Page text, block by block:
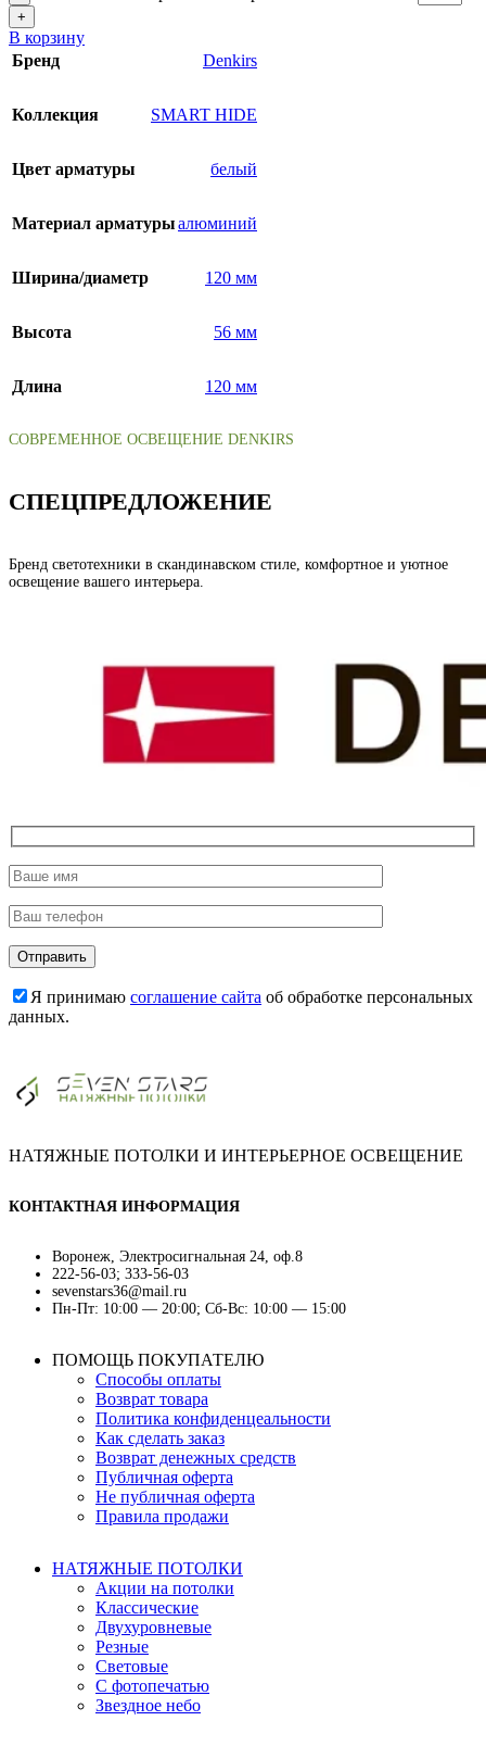
+
В корзину
Бренд
Denkirs
Коллекция SMART HIDE
Цвет арматуры белый
Материал арматурыалюминий
Ширина/диаметр 120 мм
Высота 56 мм
Длина 120 мм
СОВРЕМЕННОЕ ОСВЕЩЕНИЕ DENKIRS
СПЕЦПРЕДЛОЖЕНИЕ
Бренд светотехники в скандинавском стиле, комфортное и уютное
освещение вашего интерьера.
Я принимаю соглашение сайта об обработке персональных
данных.
НАТЯЖНЫЕ ПОТОЛКИ И ИНТЕРЬЕРНОЕ ОСВЕЩЕНИЕ
КОНТАКТНАЯ ИНФОРМАЦИЯ
Воронеж, Электросигнальная 24, оф.8
222-56-03; 333-56-03
sevenstars36@mail.ru
Пн-Пт: 10:00 — 20:00; Сб-Вс: 10:00 — 15:00
ПОМОЩЬ ПОКУПАТЕЛЮ
Способы оплаты
Возврат товара
Политика конфиденцеальности
Как сделать заказ
Возврат денежных средств
Публичная оферта
Не публичная оферта
Правила продажи
НАТЯЖНЫЕ ПОТОЛКИ
Акции на потолки
Классические
Двухуровневые
Резные
Световые
С фотопечатью
Звездное небо